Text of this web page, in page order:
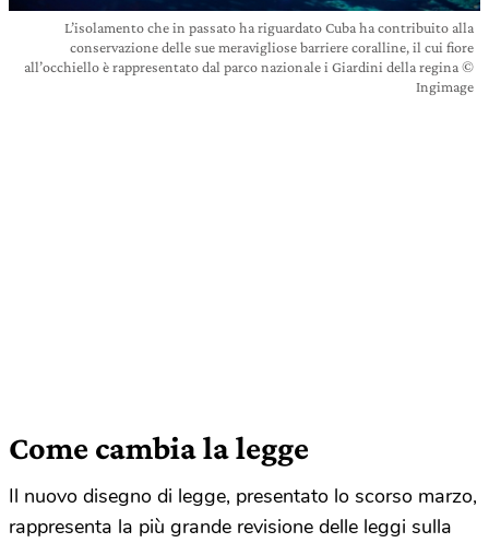
L’isolamento che in passato ha riguardato Cuba ha contribuito alla
conservazione delle sue meravigliose barriere coralline, il cui fiore
all’occhiello è rappresentato dal parco nazionale i Giardini della regina ©
Ingimage
Come cambia la legge
Il nuovo disegno di legge, presentato lo scorso marzo,
rappresenta la più grande revisione delle leggi sulla